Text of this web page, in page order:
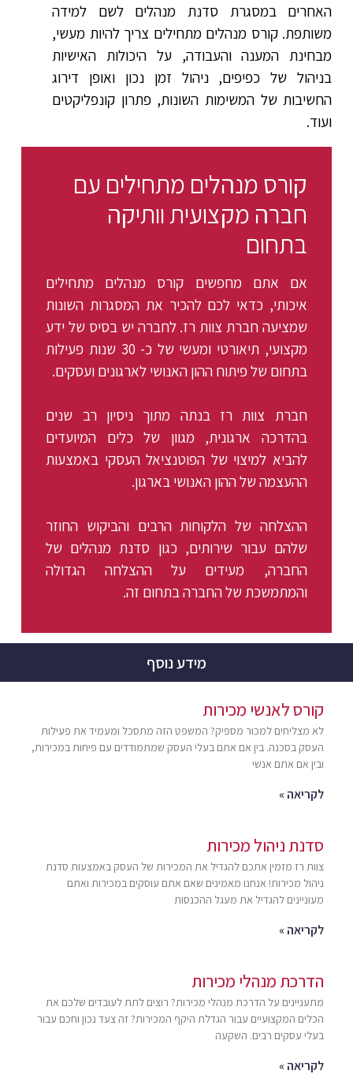
האחרים במסגרת סדנת מנהלים לשם למידה
משותפת. קורס מנהלים מתחילים צריך להיות מעשי,
מבחינת המענה והעבודה, על היכולות האישיות
בניהול של כפיפים, ניהול זמן נכון ואופן דירוג
החשיבות של המשימות השונות, פתרון קונפליקטים
ועוד.
קורס מנהלים מתחילים עם
חברה מקצועית וותיקה
בתחום
אם אתם מחפשים קורס מנהלים מתחילים
איכותי, כדאי לכם להכיר את המסגרות השונות
שמציעה חברת צוות רז. לחברה יש בסיס של ידע
מקצועי, תיאורטי ומעשי של כ- 30 שנות פעילות
בתחום של פיתוח ההון האנושי לארגונים ועסקים.
חברת צוות רז בנתה מתוך ניסיון רב שנים
בהדרכה ארגונית, מגוון של כלים המיועדים
להביא למיצוי של הפוטנציאל העסקי באמצעות
ההעצמה של ההון האנושי בארגון.
ההצלחה של הלקוחות הרבים והביקוש החוזר
שלהם עבור שירותים, כגון סדנת מנהלים של
החברה, מעידים על ההצלחה הגדולה
והמתמשכת של החברה בתחום זה.
מידע נוסף
קורס לאנשי מכירות
לא מצליחים למכור מספיק? המשפט הזה מתסכל ומעמיד את פעילות
העסק בסכנה. בין אם אתם בעלי העסק שמתמודדים עם פיחות במכירות,
ובין אם אתם אנשי
לקריאה »
סדנת ניהול מכירות
צוות רז מזמין אתכם להגדיל את המכירות של העסק באמצעות סדנת
ניהול מכירות! אנחנו מאמינים שאם אתם עוסקים במכירות ואתם
מעוניינים להגדיל את מעגל ההכנסות
לקריאה »
הדרכת מנהלי מכירות
מתעניינים על הדרכת מנהלי מכירות? רוצים לתת לעובדים שלכם את
הכלים המקצועיים עבור הגדלת היקף המכירות? זה צעד נכון וחכם עבור
בעלי עסקים רבים. השקעה
לקריאה »